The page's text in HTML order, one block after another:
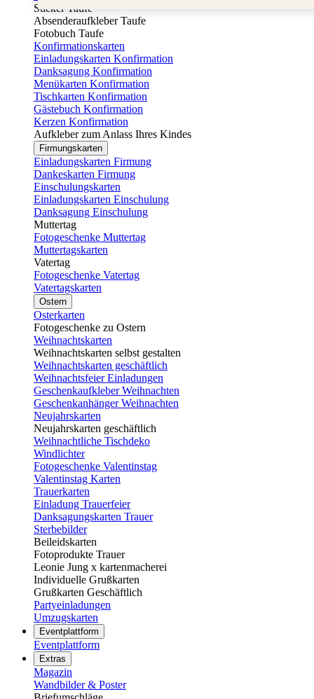
Sticker Taufe
Absenderaufkleber Taufe
Fotobuch Taufe
Konfirmationskarten
Einladungskarten Konfirmation
Danksagung Konfirmation
Menükarten Konfirmation
Tischkarten Konfirmation
Gästebuch Konfirmation
Kerzen Konfirmation
Aufkleber zum Anlass Ihres Kindes
Firmungskarten
Einladungskarten Firmung
Dankeskarten Firmung
Einschulungskarten
Einladungskarten Einschulung
Danksagung Einschulung
Muttertag
Fotogeschenke Muttertag
Muttertagskarten
Vatertag
Fotogeschenke Vatertag
Vatertagskarten
Ostern
Osterkarten
Fotogeschenke zu Ostern
Weihnachtskarten
Weihnachtskarten selbst gestalten
Weihnachtskarten geschäftlich
Weihnachtsfeier Einladungen
Geschenkaufkleber Weihnachten
Geschenkanhänger Weihnachten
Neujahrskarten
Neujahrskarten geschäftlich
Weihnachtliche Tischdeko
Windlichter
Fotogeschenke Valentinstag
Valentinstag Karten
Trauerkarten
Einladung Trauerfeier
Danksagungskarten Trauer
Sterbebilder
Beileidskarten
Fotoprodukte Trauer
Leonie Jung x kartenmacherei
Individuelle Grußkarten
Grußkarten Geschäftlich
Partyeinladungen
Umzugskarten
Eventplattform
Eventplattform
Extras
Magazin
Wandbilder & Poster